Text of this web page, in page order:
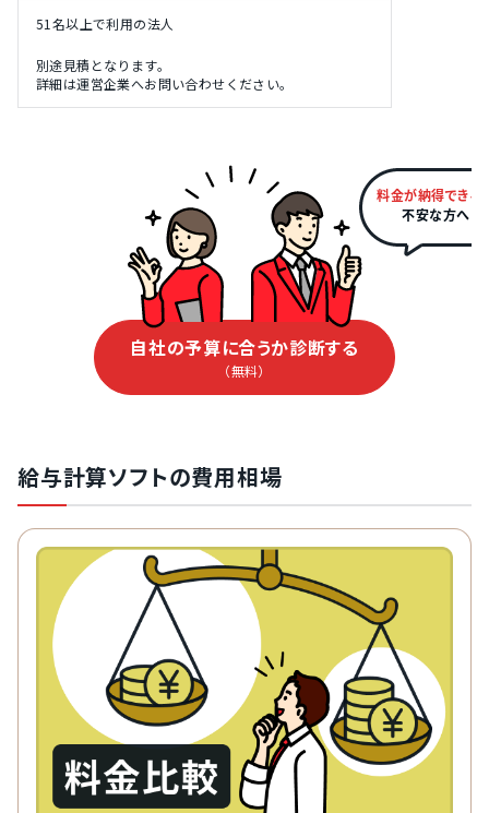
51名以上で利用の法人
別途見積となります。
詳細は運営企業へお問い合わせください。
料金が納得できる
不安な方へ
自社の予算に合うか診断する
（無料）
給与計算ソフトの費用相場